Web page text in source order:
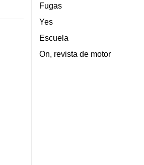
Fugas
Yes
Escuela
On, revista de motor